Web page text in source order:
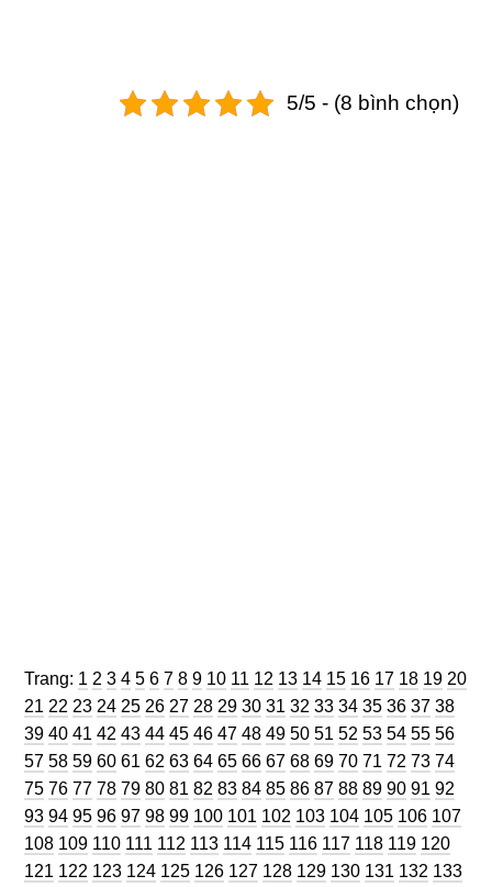
5/5 - (8 bình chọn)
Trang: Trang
1 Trang
2 Trang
3 Trang
4 Trang
5 Trang
6 Trang
7 Trang
8 Trang
9 Trang
10 Trang
11 Trang
12 Trang
13 Trang
14 Trang
15 Trang
16 Trang
17 Trang
18 Trang
19 Trang
20
Trang
21 Trang
22 Trang
23 Trang
24 Trang
25 Trang
26 Trang
27 Trang
28 Trang
29 Trang
30 Trang
31 Trang
32 Trang
33 Trang
34 Trang
35 Trang
36 Trang
37 Trang
38
39 Trang
40 Trang
41 Trang
42 Trang
43 Trang
44 Trang
45 Trang
46 Trang
47 Trang
48 Trang
49 Trang
50 Trang
51 Trang
52 Trang
53 Trang
54 Trang
55 Trang
56
57 Trang
58 Trang
59 Trang
60 Trang
61 Trang
62 Trang
63 Trang
64 Trang
65 Trang
66 Trang
67 Trang
68 Trang
69 Trang
70 Trang
71 Trang
72 Trang
73 Trang
74
75 Trang
76 Trang
77 Trang
78 Trang
79 Trang
80 Trang
81 Trang
82 Trang
83 Trang
84 Trang
85 Trang
86 Trang
87 Trang
88 Trang
89 Trang
90 Trang
91 Trang
92
93 Trang
94 Trang
95 Trang
96 Trang
97 Trang
98 Trang
99 Trang
100 Trang
101 Trang
102 Trang
103 Trang
104 Trang
105 Trang
106 Trang
107
108 Trang
109 Trang
110 Trang
111 Trang
112 Trang
113 Trang
114 Trang
115 Trang
116 Trang
117 Trang
118 Trang
119 Trang
120
121 Trang
122 Trang
123 Trang
124 Trang
125 Trang
126 Trang
127 Trang
128 Trang
129 Trang
130 Trang
131 Trang
132 Trang
133